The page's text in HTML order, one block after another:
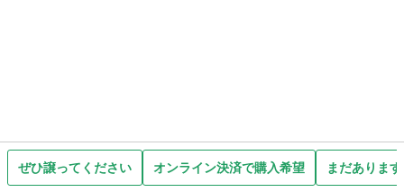
ぜひ譲ってください オンライン決済で購入希望 まだありま